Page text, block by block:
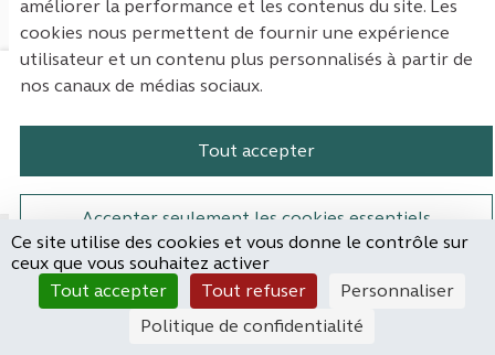
améliorer la performance et les contenus du site. Les
cookies nous permettent de fournir une expérience
utilisateur et un contenu plus personnalisés à partir de
nos canaux de médias sociaux.
Tout accepter
Accepter seulement les cookies essentiels
Paramètres
Mentions légales
Paramètres des cookies
Plateforme de participation de la
Plateforme de participation de la
Plateforme de participation
Plateforme de
Site réalisé par
Open Source Politics
(Lien externe)
grâce aulogiciel libre
Ce site utilise des cookies et vous donne le contrôle sur
ceux que vous souhaitez activer
Tout accepter
Tout refuser
Personnaliser
Politique de confidentialité